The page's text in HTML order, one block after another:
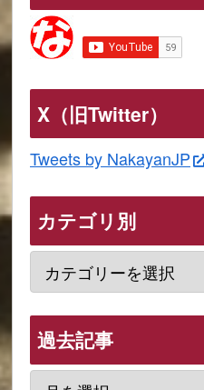
X（旧Twitter）
Tweets by NakayanJP
カテゴリ別
過去記事